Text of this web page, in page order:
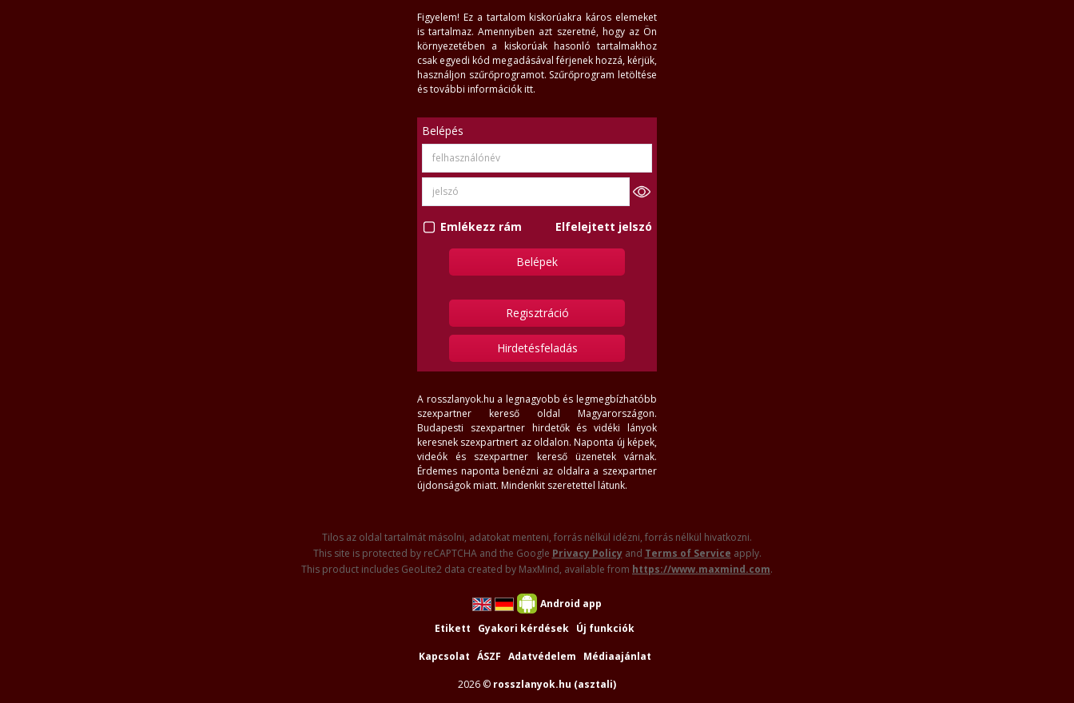
Figyelem! Ez a tartalom kiskorúakra káros elemeket
is tartalmaz. Amennyiben azt szeretné, hogy az Ön
környezetében a kiskorúak hasonló tartalmakhoz
csak egyedi kód megadásával férjenek hozzá, kérjük,
használjon szűrőprogramot. Szűrőprogram letöltése
és további információk itt.
Belépés
Emlékezz rám Elfelejtett jelszó
Regisztráció
Hirdetésfeladás
A rosszlanyok.hu a legnagyobb és legmegbízhatóbb
szexpartner kereső oldal Magyarországon.
Budapesti szexpartner hirdetők és vidéki lányok
keresnek szexpartnert az oldalon. Naponta új képek,
videók és szexpartner kereső üzenetek várnak.
Érdemes naponta benézni az oldalra a szexpartner
újdonságok miatt. Mindenkit szeretettel látunk.
Tilos az oldal tartalmát másolni, adatokat menteni, forrás nélkül idézni, forrás nélkül hivatkozni.
This site is protected by reCAPTCHA and the Google Privacy Policyand Terms of Service apply.
This product includes GeoLite2 data created by MaxMind, available from https://www.maxmind.com.
Android app
Etikett
Gyakori kérdések Új funkciók
Kapcsolat ÁSZF Adatvédelem Médiaajánlat
2026 © rosszlanyok.hu (asztali)